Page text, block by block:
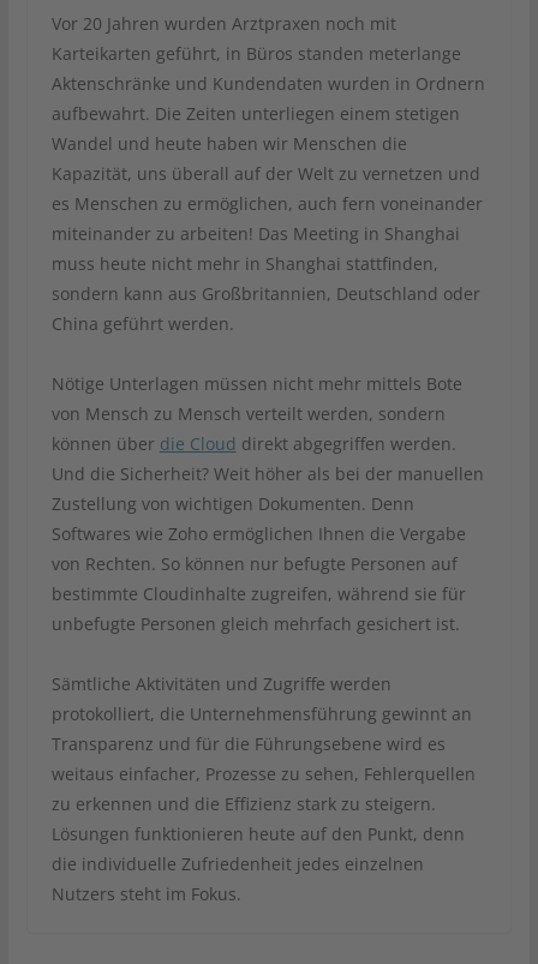
Vor 20 Jahren wurden Arztpraxen noch mit
Karteikarten geführt, in Büros standen meterlange
Aktenschränke und Kundendaten wurden in Ordnern
aufbewahrt. Die Zeiten unterliegen einem stetigen
Wandel und heute haben wir Menschen die
Kapazität, uns überall auf der Welt zu vernetzen und
es Menschen zu ermöglichen, auch fern voneinander
miteinander zu arbeiten! Das Meeting in Shanghai
muss heute nicht mehr in Shanghai stattfinden,
sondern kann aus Großbritannien, Deutschland oder
China geführt werden.
Nötige Unterlagen müssen nicht mehr mittels Bote
von Mensch zu Mensch verteilt werden, sondern
können über die Cloud direkt abgegriffen werden.
Und die Sicherheit? Weit höher als bei der manuellen
Zustellung von wichtigen Dokumenten. Denn
Softwares wie Zoho ermöglichen Ihnen die Vergabe
von Rechten. So können nur befugte Personen auf
bestimmte Cloudinhalte zugreifen, während sie für
unbefugte Personen gleich mehrfach gesichert ist.
Sämtliche Aktivitäten und Zugriffe werden
protokolliert, die Unternehmensführung gewinnt an
Transparenz und für die Führungsebene wird es
weitaus einfacher, Prozesse zu sehen, Fehlerquellen
zu erkennen und die Effizienz stark zu steigern.
Lösungen funktionieren heute auf den Punkt, denn
die individuelle Zufriedenheit jedes einzelnen
Nutzers steht im Fokus.